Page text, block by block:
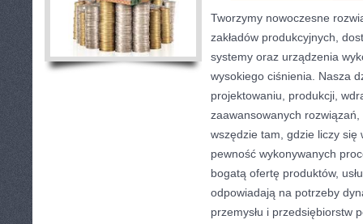
Tworzymy nowoczesne
zakładów produkcyjnych,
systemy oraz urządzenia
wysokiego ciśnienia. Nasza
projektowaniu, produkcji,
zaawansowanych
wszędzie tam, gdzie liczy
pewność wykonywanych
bogatą ofertę produktów,
odpowiadają na potrzeby
przemysłu i przedsiębiorstw